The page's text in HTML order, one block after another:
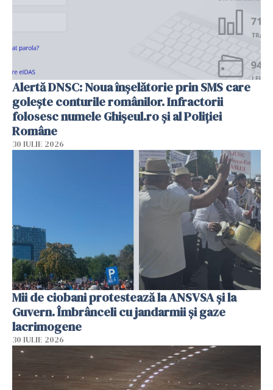
Alertă DNSC: Noua înșelătorie prin SMS care
golește conturile românilor. Infractorii
folosesc numele Ghișeul.ro și al Poliției
Române
30 IULIE 2026
Mii de ciobani protestează la ANSVSA și la
Guvern. Îmbrânceli cu jandarmii și gaze
lacrimogene
30 IULIE 2026